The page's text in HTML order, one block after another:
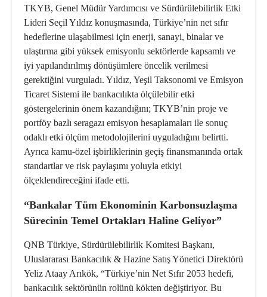
TKYB, Genel Müdür Yardımcısı ve Sürdürülebilirlik Etki
Lideri Seçil Yıldız konuşmasında, Türkiye’nin net sıfır
hedeflerine ulaşabilmesi için enerji, sanayi, binalar ve
ulaştırma gibi yüksek emisyonlu sektörlerde kapsamlı ve
iyi yapılandırılmış dönüşümlere öncelik verilmesi
gerektiğini vurguladı. Yıldız, Yeşil Taksonomi ve Emisyon
Ticaret Sistemi ile bankacılıkta ölçülebilir etki
göstergelerinin önem kazandığını; TKYB’nin proje ve
portföy bazlı seragazı emisyon hesaplamaları ile sonuç
odaklı etki ölçüm metodolojilerini uyguladığını belirtti.
Ayrıca kamu-özel işbirliklerinin geçiş finansmanında ortak
standartlar ve risk paylaşımı yoluyla etkiyi
ölçeklendireceğini ifade etti.
“Bankalar Tüm Ekonominin Karbonsuzlaşma
Sürecinin Temel Ortakları Haline Geliyor”
QNB Türkiye, Sürdürülebilirlik Komitesi Başkanı,
Uluslararası Bankacılık & Hazine Satış Yönetici Direktörü
Yeliz Ataay Arıkök, “Türkiye’nin Net Sıfır 2053 hedefi,
bankacılık sektörünün rolünü kökten değiştiriyor. Bu